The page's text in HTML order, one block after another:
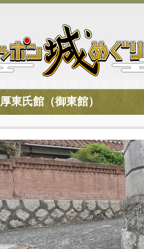
厚東氏館（御東館）